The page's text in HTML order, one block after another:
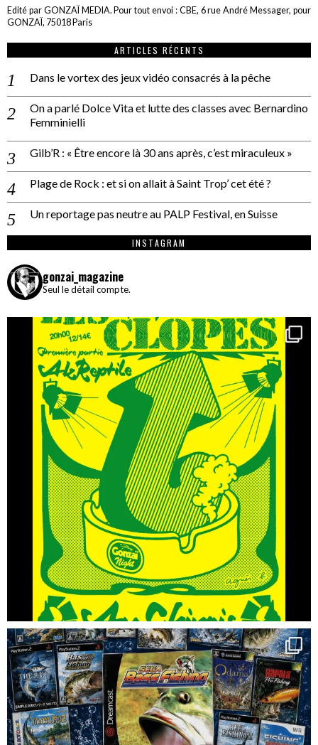
Edité par GONZAÏ MEDIA. Pour tout envoi : CBE, 6 rue André Messager, pour
GONZAÏ, 75018 Paris
ARTICLES RÉCENTS
Dans le vortex des jeux vidéo consacrés à la pêche
On a parlé Dolce Vita et lutte des classes avec Bernardino
Femminielli
Gilb’R : « Être encore là 30 ans après, c’est miraculeux »
Plage de Rock : et si on allait à Saint Trop’ cet été ?
Un reportage pas neutre au PALP Festival, en Suisse
INSTAGRAM
gonzai_magazine
Seul le détail compte.